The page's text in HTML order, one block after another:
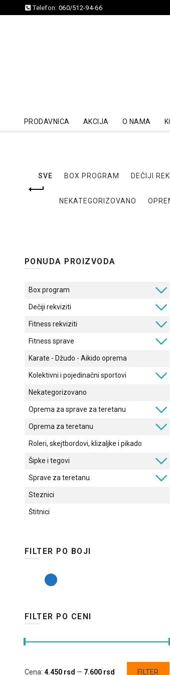
Telefon: 060/512-94-66
PRODAVNICA AKCIJA O NAMA
SVE BOX PROGRAM DEČIJI
NEKATEGORIZOVANO
PONUDA PROIZVODA
Box program
Dečiji rekviziti
Fitness rekviziti
Fitness sprave
Karate - Džudo - Aikido oprema
Kolektivni i pojedinačni sportovi
Nekategorizovano
Oprema za sprave za teretanu
Oprema za teretanu
Roleri, skejtbordovi, klizaljke i pikado
Šipke i tegovi
Sprave za teretanu
Steznici
Štitnici
FILTER PO BOJI
FILTER PO CENI
Minimalna
Maksimalna FILTER
Cena: 4.450 rsd — 7.600 rsd